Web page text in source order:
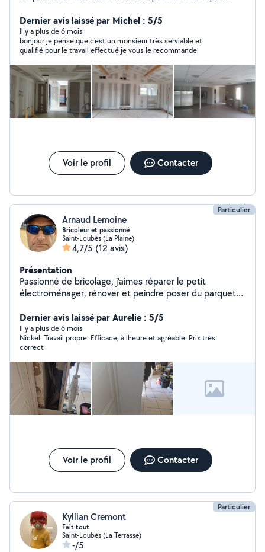
le département de la Gironde, et nous nous engageons
à fournir un service de qualité à tous nos clients. Notre
entreprise est fière de proposer des solutions adaptées
à vos projets de construction ou de rénovation. Que
vous ayez besoin de poser du placoplâtre, de créer des
cloisons, des plafonds ou des faux plafonds, ou encore
d'installer des doublages acoustiques ou thermiques,
nous sommes là pour vous aider. Nous sommes
également spécialisés dans l'isolation de haute qualité,
maison. Nous sommes conscients de l'importance de
l'environnement, et nous travaillons de manière
responsable pour minimiser les déchets sur nos
passionnés, qui sont toujours prêts à vous aide
Dernier avis laissé par Michel : 5/5
Il y a plus de 6 mois
bonjour je pense que c'est un monsieur très serviable et
qualifié pour le travail effectué je vous le recommande
Voir le profil Contacter
Particulier
Arnaud Lemoine
Bricoleur et passionné
Saint-Loubès (La Plaine)
4,7/5 (12 avis)
Présentation
Passionné de bricolage, j'aimes réparer le petit
électroménager, rénover et peindre poser du parquet
Dernier avis laissé par Aurelie : 5/5
Il y a plus de 6 mois
Nickel. Travail propre. Efficace, à lheure et agréable. Prix très
correct
Voir le profil Contacter
Particulier
Kyllian Cremont
Fait tout
Saint-Loubès (La Terrasse)
-/5